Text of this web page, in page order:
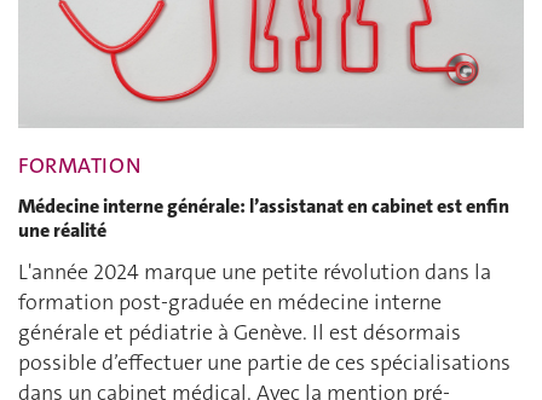
FORMATION
Médecine interne générale: l’assistanat en cabinet est enfin
une réalité
L'année 2024 marque une petite révolution dans la
formation post-graduée en médecine interne
générale et pédiatrie à Genève. Il est désormais
possible d’effectuer une partie de ces spécialisations
dans un cabinet médical. Avec la mention pré-